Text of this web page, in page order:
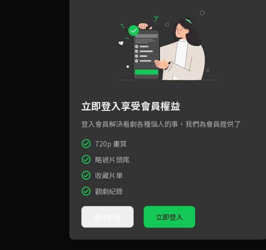
立即登入享受會員權益
登入會員解決看劇各種惱人的事，我們為會員提供了
720p 畫質
略過片頭尾
收藏片單
觀劇紀錄
立即登入